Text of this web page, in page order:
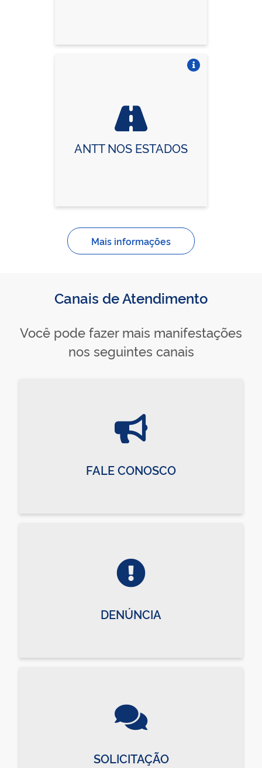
ANTT NOS ESTADOS
Mais informações
Canais de Atendimento
Você pode fazer mais manifestações
nos seguintes canais
FALE CONOSCO
DENÚNCIA
SOLICITAÇÃO